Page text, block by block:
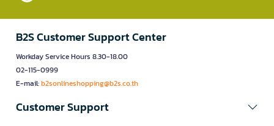
B2S Customer Support Center
Workday Service Hours 8.30-18.00
02-115-0999
E-mail:b2sonlineshopping@b2s.co.th
Customer Support